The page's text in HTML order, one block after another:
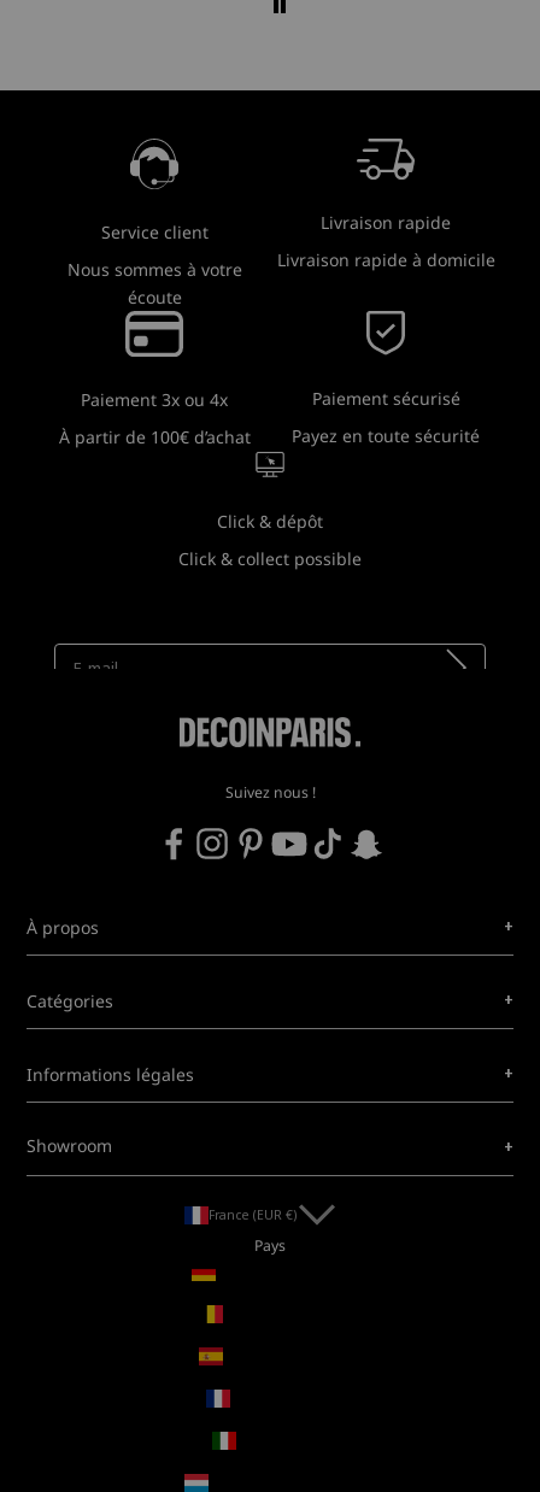
Service client
Nous sommes à votre
écoute
Livraison rapide
Livraison rapide à domicile
Paiement 3x ou 4x
À partir de 100€ d’achat
Paiement sécurisé
Payez en toute sécurité
Click & dépôt
Click & collect possible
Newsletter
Suivez nous !
À propos +
Catégories +
Informations légales +
Showroom +
France (EUR €)
Pays